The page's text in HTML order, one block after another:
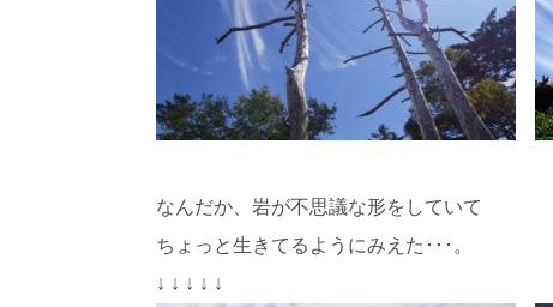
なんだか、岩が不思議な形をしていて
ちょっと生きてるようにみえた･･･。
↓ ↓ ↓ ↓ ↓